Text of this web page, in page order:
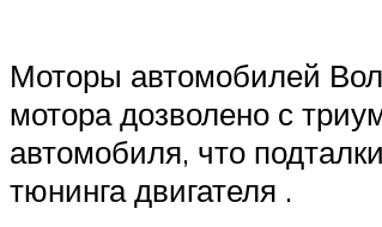
Моторы автомобилей
мотора дозволено с
автомобиля, что
тюнинга двигателя .